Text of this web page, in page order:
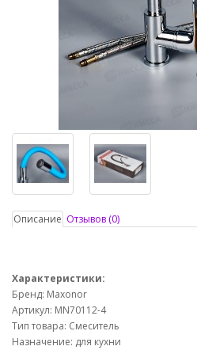
Описание Отзывов (0)
Характеристики:
Бренд: Maxonor
Артикул: MN70112-4
Тип товара: Смеситель
Назначение: для кухни